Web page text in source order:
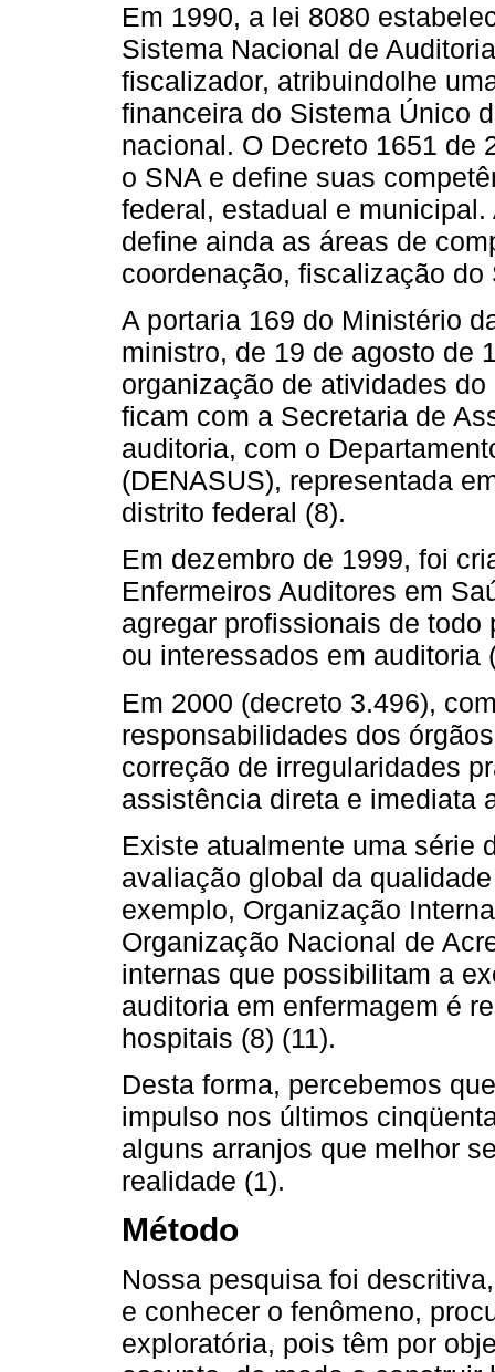
Em 1990, a lei 8080
Sistema Nacional de
fiscalizador, atribuindolhe
financeira do Sistema Único
nacional. O Decreto 1651 de
o SNA e define suas
federal, estadual e
define ainda as áreas de
coordenação, fiscalização do
A portaria 169 do Ministério
ministro, de 19 de agosto de
organização de atividades
ficam com a Secretaria de
auditoria, com o
(DENASUS), representada
distrito federal (8).
Em dezembro de 1999, foi
Enfermeiros Auditores em
agregar profissionais de
ou interessados em auditoria
Em 2000 (decreto 3.496),
responsabilidades dos
correção de irregularidades
assistência direta e imediata
Existe atualmente uma série
avaliação global da
exemplo, Organização
Organização Nacional de
internas que possibilitam a
auditoria em enfermagem é
hospitais (8) (11).
Desta forma, percebemos
impulso nos últimos
alguns arranjos que melhor
realidade (1).
Método
Nossa pesquisa foi
e conhecer o fenômeno,
exploratória, pois têm por